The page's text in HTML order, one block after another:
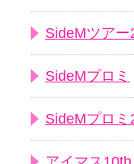
SideMツアー
SideMプロミ
SideMプロミ